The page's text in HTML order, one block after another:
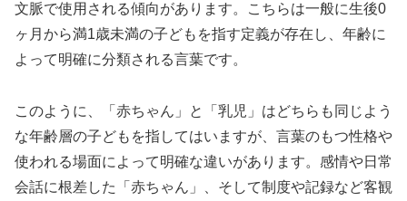
文脈で使用される傾向があります。こちらは一般に生後0
ヶ月から満1歳未満の子どもを指す定義が存在し、年齢に
よって明確に分類される言葉です。
このように、「赤ちゃん」と「乳児」はどちらも同じよう
な年齢層の子どもを指してはいますが、言葉のもつ性格や
使われる場面によって明確な違いがあります。感情や日常
会話に根差した「赤ちゃん」、そして制度や記録など客観